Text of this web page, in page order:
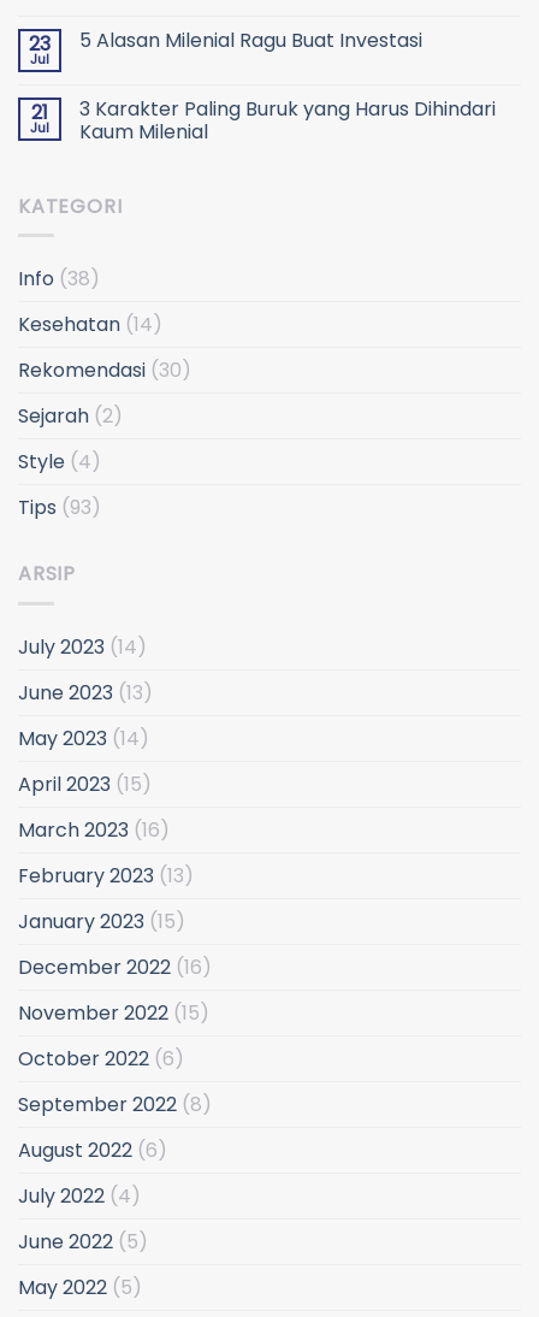
23
Jul
5 Alasan Milenial Ragu Buat Investasi
21
Jul
3 Karakter Paling Buruk yang Harus Dihindari
Kaum Milenial
KATEGORI
Info (38)
Kesehatan (14)
Rekomendasi (30)
Sejarah (2)
Style (4)
Tips (93)
ARSIP
July 2023 (14)
June 2023 (13)
May 2023 (14)
April 2023 (15)
March 2023 (16)
February 2023 (13)
January 2023 (15)
December 2022 (16)
November 2022 (15)
October 2022 (6)
September 2022 (8)
August 2022 (6)
July 2022 (4)
June 2022 (5)
May 2022 (5)